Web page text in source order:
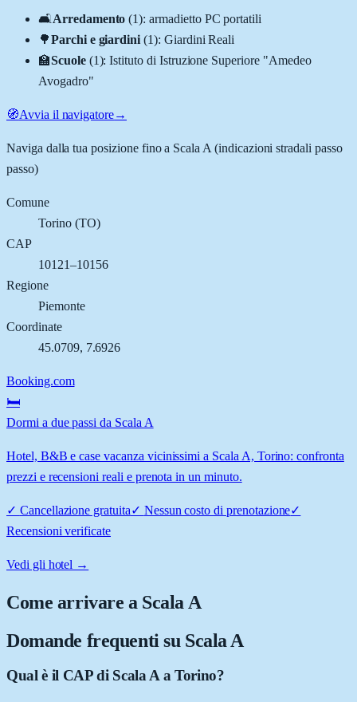
🛋️Arredamento (1):armadietto PC portatili
🌳Parchi e giardini (1): Giardini Reali
🏫Scuole (1):Istituto di Istruzione Superiore "Amedeo
Avogadro"
🧭Avvia il navigatore→
Naviga dalla tua posizione fino a Scala A (indicazioni stradali passo
passo)
Comune
Torino(TO)
CAP
10121–10156
Regione
Piemonte
Coordinate
45.0709, 7.6926
Booking.com
🛏️
Dormi a due passi da Scala A
Hotel, B&B e case vacanza vicinissimi a Scala A, Torino: confronta
prezzi e recensioni reali e prenota in un minuto.
✓ Cancellazione gratuita✓ Nessun costo di prenotazione✓
Recensioni verificate
Vedi gli hotel →
Come arrivare a Scala A
Domande frequenti su Scala A
Qual è il CAP di Scala A a Torino?